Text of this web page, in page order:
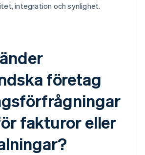
integration och synlighet.
företag
fakturor eller